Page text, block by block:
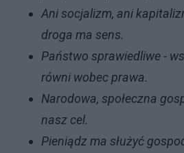
Ani socjalizm, ani
droga ma sens.
Państwo sprawiedliwe -
równi wobec prawa.
Narodowa, społeczna
nasz cel.
Pieniądz ma służyć